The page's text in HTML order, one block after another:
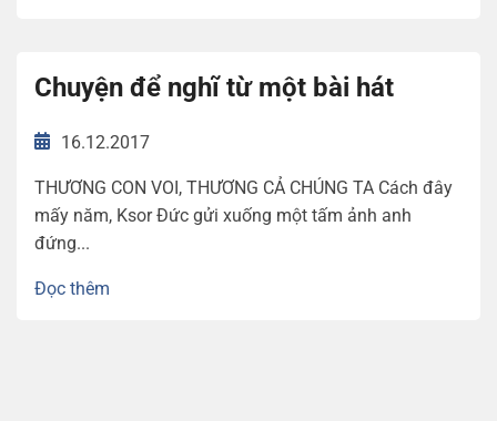
Chuyện để nghĩ từ một bài hát
16.12.2017
THƯƠNG CON VOI, THƯƠNG CẢ CHÚNG TA Cách đây
mấy năm, Ksor Đức gửi xuống một tấm ảnh anh
đứng...
Đọc thêm